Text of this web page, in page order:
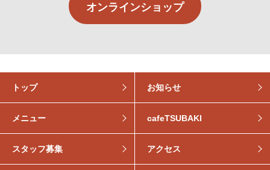
オンラインショップ
トップ お知らせ
メニュー cafeTSUBAKI
スタッフ募集 アクセス